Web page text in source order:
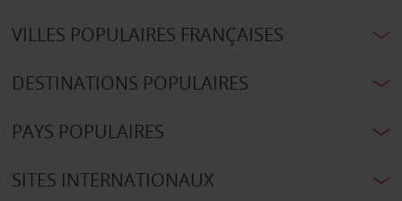
VILLES POPULAIRES FRANÇAISES
DESTINATIONS POPULAIRES
PAYS POPULAIRES
SITES INTERNATIONAUX